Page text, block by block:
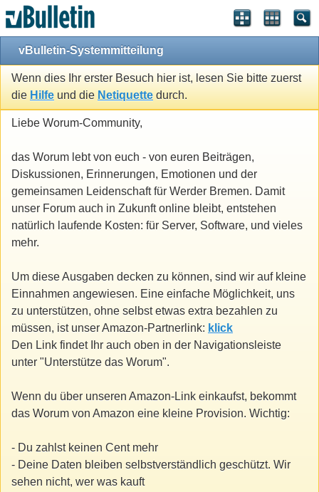
vBulletin-Systemmitteilung
Wenn dies Ihr erster Besuch hier ist, lesen Sie bitte zuerst
die Hilfe und die Netiquette durch.
Liebe Worum-Community,
das Worum lebt von euch - von euren Beiträgen,
Diskussionen, Erinnerungen, Emotionen und der
gemeinsamen Leidenschaft für Werder Bremen. Damit
unser Forum auch in Zukunft online bleibt, entstehen
natürlich laufende Kosten: für Server, Software, und vieles
mehr.
Um diese Ausgaben decken zu können, sind wir auf kleine
Einnahmen angewiesen. Eine einfache Möglichkeit, uns
zu unterstützen, ohne selbst etwas extra bezahlen zu
müssen, ist unser Amazon-Partnerlink: klick
Den Link findet Ihr auch oben in der Navigationsleiste
unter "Unterstütze das Worum".
Wenn du über unseren Amazon-Link einkaufst, bekommt
das Worum von Amazon eine kleine Provision. Wichtig:
- Du zahlst keinen Cent mehr
- Deine Daten bleiben selbstverständlich geschützt. Wir
sehen nicht, wer was kauft